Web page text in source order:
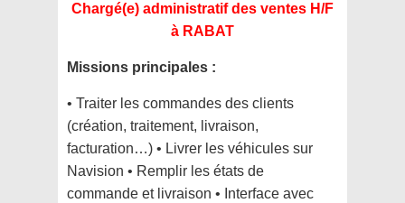
Chargé(e) administratif des ventes H/F
à RABAT
Missions principales :
• Traiter les commandes des clients
(création, traitement, livraison,
facturation…) • Livrer les véhicules sur
Navision • Remplir les états de
commande et livraison • Interface avec